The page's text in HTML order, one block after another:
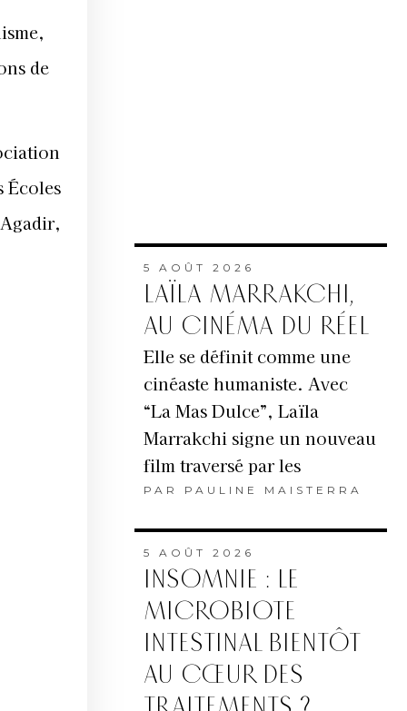
de
Écoles
5 AOÛT 2026
LAÏLA MARRAKCHI,
AU CINÉMA DU RÉEL
Elle se définit comme une
cinéaste humaniste. Avec
“La Mas Dulce”, Laïla
Marrakchi signe un nouveau
film traversé par les
PAR PAULINE MAISTERRA
5 AOÛT 2026
INSOMNIE : LE
MICROBIOTE
INTESTINAL BIENTÔT
AU CŒUR DES